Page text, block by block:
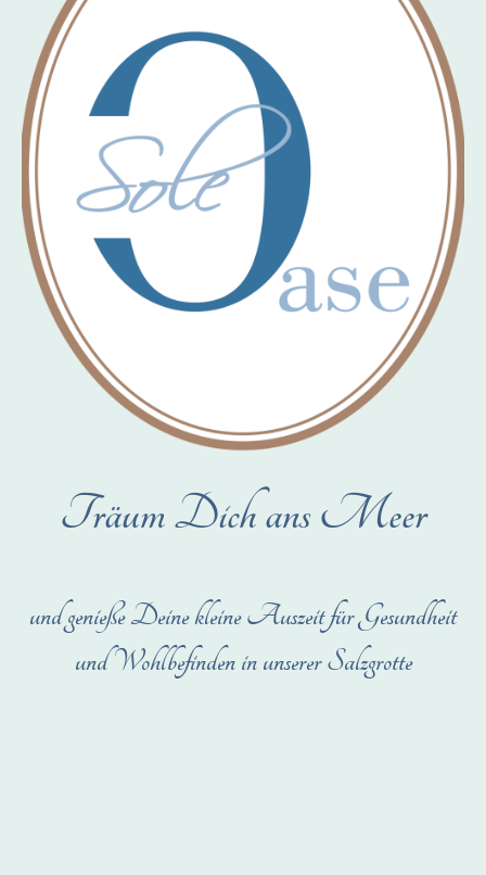
Träum Dich ans Meer
und genieße Deine kleine Auszeit für Gesundheit
und Wohlbefinden in unserer Salzgrotte